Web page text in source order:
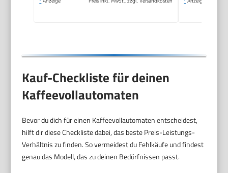
Kauf-Checkliste für deinen
Kaffeevollautomaten
Bevor du dich für einen Kaffeevollautomaten entscheidest,
hilft dir diese Checkliste dabei, das beste Preis-Leistungs-
Verhältnis zu finden. So vermeidest du Fehlkäufe und findest
genau das Modell, das zu deinen Bedürfnissen passt.